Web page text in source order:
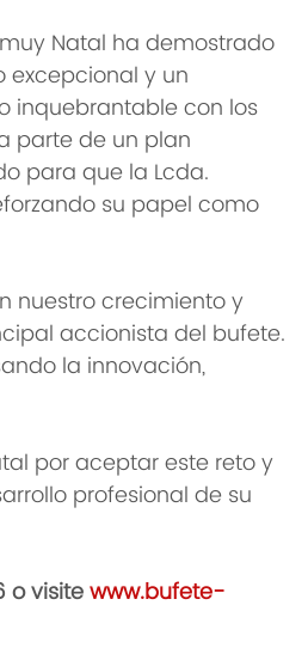
Natal ha demostrado
excepcional y un
inquebrantable con los
parte de un plan
para que la Lcda.
su papel como
nuestro crecimiento y
accionista del bufete.
la innovación,
por aceptar este reto y
profesional de su
o visite www.bufete-